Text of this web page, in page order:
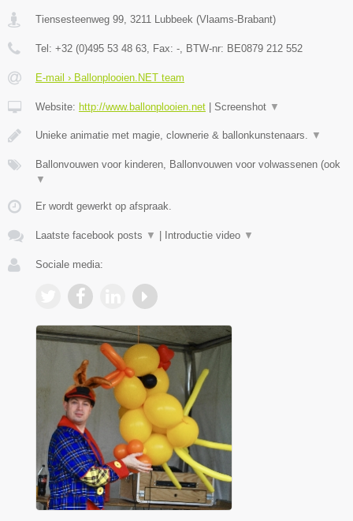
Tiensesteenweg 99, 3211 Lubbeek (Vlaams-Brabant)
Tel: +32 (0)495 53 48 63, Fax: -, BTW-nr: BE0879 212 552
E-mail › Ballonplooien.NET team
Website: http://www.ballonplooien.net Screenshot ▼
Unieke animatie met magie, clownerie & ballonkunstenaars. ▼
Ballonvouwen voor kinderen, Ballonvouwen voor volwassenen (ook
▼
Er wordt gewerkt op afspraak.
Laatste facebook posts ▼ Introductie video ▼
Sociale media: